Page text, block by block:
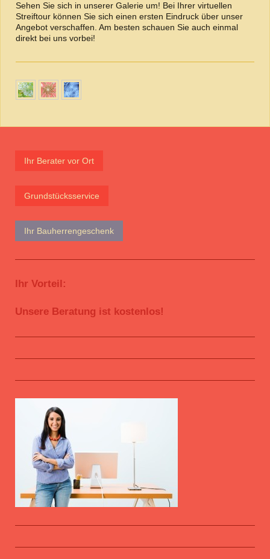
Sehen Sie sich in unserer Galerie um! Bei Ihrer virtuellen
Streiftour können Sie sich einen ersten Eindruck über unser
Angebot verschaffen. Am besten schauen Sie auch einmal
direkt bei uns vorbei!
Ihr Berater vor Ort
Grundstücksservice
Ihr Bauherrengeschenk
Ihr Vorteil:
Unsere Beratung ist kostenlos!